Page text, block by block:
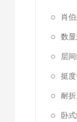
肖
数
层
挺
耐
卧